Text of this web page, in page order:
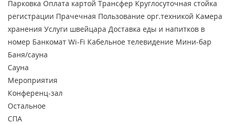
Парковка Оплата картой Трансфер Круглосуточная стойка
регистрации Прачечная Пользование орг.техникой Камера
хранения Услуги швейцара Доставка еды и напитков в
номер Банкомат Wi-Fi Кабельное телевидение Мини-бар
Баня/сауна
Сауна
Мероприятия
Конференц-зал
Остальное
СПА